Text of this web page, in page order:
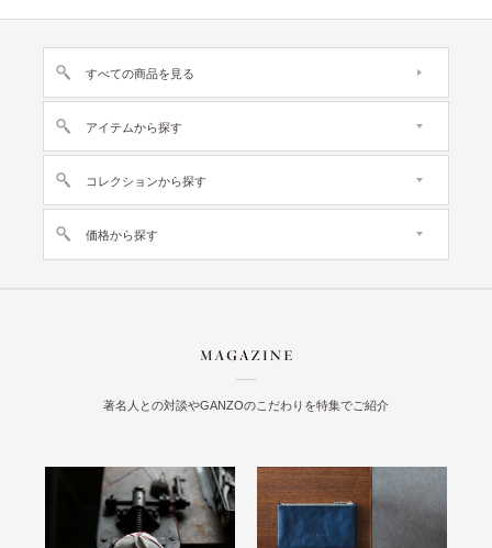
すべての商品を見る
アイテムから探す
コレクションから探す
価格から探す
著名人との対談やGANZOのこだわりを特集でご紹介